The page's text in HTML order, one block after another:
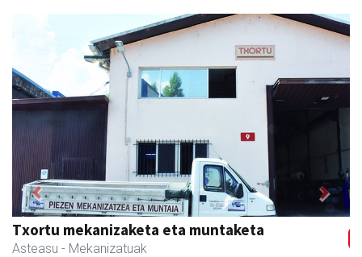
Istuitza Garden
Andoain - Lorezaintza
Previous Next